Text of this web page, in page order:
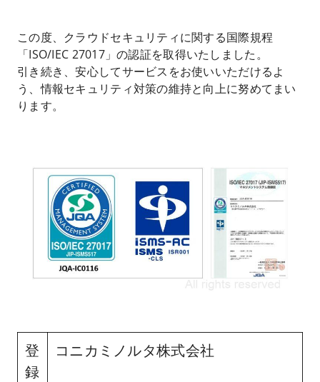
この度、クラウドセキュリティに関する国際規程
「ISO/IEC 27017」の認証を取得いたしました。
引き続き、安心してサービスをお使いいただけるよ
う、情報セキュリティ対策の維持と向上に努めてまい
ります。
登
録
コニカミノルタ株式会社